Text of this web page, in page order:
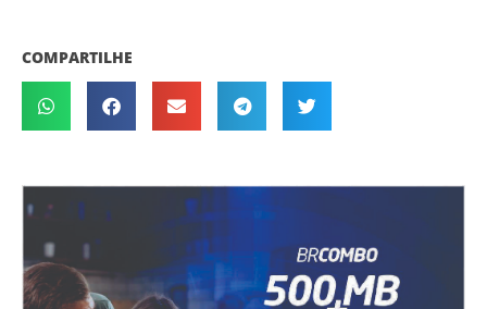
COMPARTILHE